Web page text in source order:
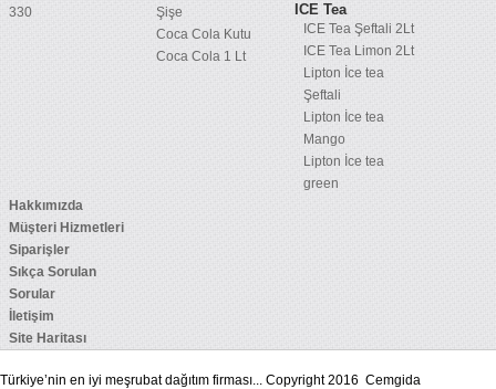
330
Şişe
Coca Cola Kutu
Coca Cola 1 Lt
ICE Tea
ICE Tea Şeftali 2Lt
ICE Tea Limon 2Lt
Lipton İce tea
Şeftali
Lipton İce tea
Mango
Lipton İce tea
green
Hakkımızda
Müşteri Hizmetleri
Siparişler
Sıkça Sorulan
Sorular
İletişim
Site Haritası
Türkiye’nin en iyi meşrubat dağıtım firması... Copyright 2016 Cemgida